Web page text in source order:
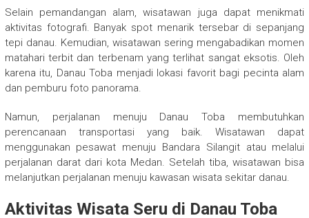
Selain pemandangan alam, wisatawan juga dapat menikmati
aktivitas fotografi. Banyak spot menarik tersebar di sepanjang
tepi danau. Kemudian, wisatawan sering mengabadikan momen
matahari terbit dan terbenam yang terlihat sangat eksotis. Oleh
karena itu, Danau Toba menjadi lokasi favorit bagi pecinta alam
dan pemburu foto panorama.
Namun, perjalanan menuju Danau Toba membutuhkan
perencanaan transportasi yang baik. Wisatawan dapat
menggunakan pesawat menuju Bandara Silangit atau melalui
perjalanan darat dari kota Medan. Setelah tiba, wisatawan bisa
melanjutkan perjalanan menuju kawasan wisata sekitar danau.
Aktivitas Wisata Seru di Danau Toba